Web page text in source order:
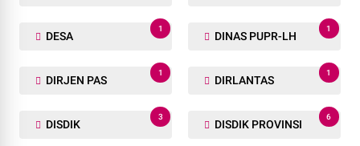
DESA
1
DINAS PUPR-LH
1
DIRJEN PAS
1
DIRLANTAS
1
DISDIK
3
DISDIK PROVINSI
6